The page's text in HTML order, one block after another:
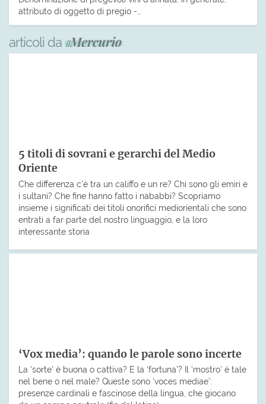
attributo di oggetto di pregio -…
articoli da
5 titoli di sovrani e gerarchi del Medio
Oriente
Che differenza c’è tra un califfo e un re? Chi sono gli emiri e
i sultani? Che fine hanno fatto i nababbi? Scopriamo
insieme i significati dei titoli onorifici mediorientali che sono
entrati a far parte del nostro linguaggio, e la loro
interessante storia
‘Vox media’: quando le parole sono incerte
La ‘sorte’ è buona o cattiva? E la ‘fortuna’? Il ‘mostro’ è tale
nel bene o nel male? Queste sono ‘voces mediae’:
presenze cardinali e fascinose della lingua, che giocano